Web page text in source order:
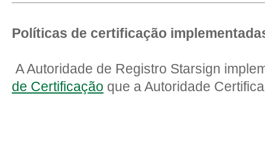
Políticas de certificação
A Autoridade de Registro Starsign
de Certificação que a Autoridade